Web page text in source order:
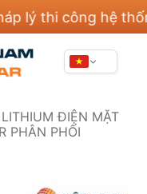
công hệ thống
ĐIỆN MẶT
PHÂN PHỐI